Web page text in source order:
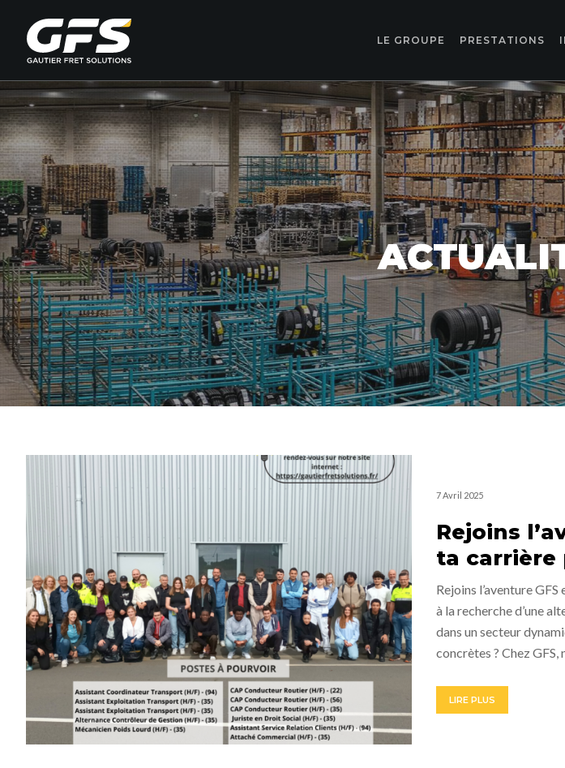
LE GROUPE PRESTATIONS
7 Avril 2025
Rejoins
ta carrière
Rejoins l’aventure
à la recherche d’une
dans un secteur
concrètes ? Chez GFS,
LIRE PLUS